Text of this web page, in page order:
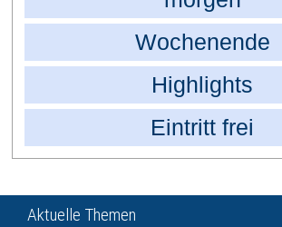
Wochenende
Highlights
Eintritt frei
Aktuelle Themen